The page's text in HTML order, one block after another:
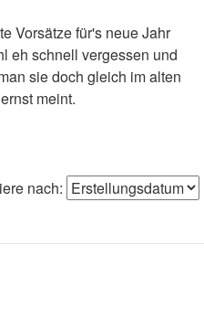
Vorsätze für's neue Jahr
eh schnell vergessen und
sie doch gleich im alten
meint.
nach: